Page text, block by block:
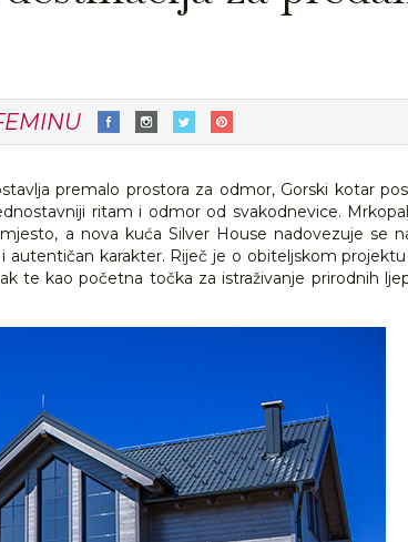
premalo prostora za odmor, Gorski kotar
ritam i odmor od svakodnevice.
a nova kuća Silver House nadovezuje se
karakter. Riječ je o obiteljskom
te kao početna točka za istraživanje prirodnih